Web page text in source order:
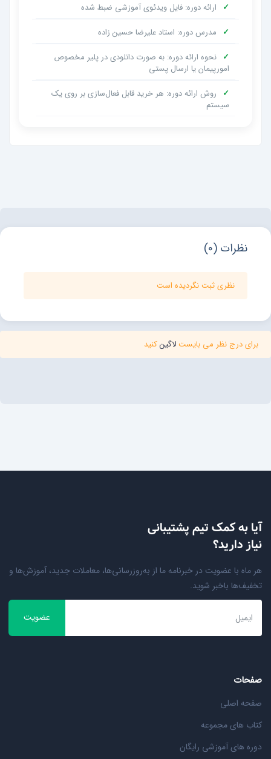
ارائه دوره: فایل ویدئوی آموزشی ضبط شده
مدرس دوره: استاد علیرضا حسین زاده
نحوه ارائه دوره: به صورت دانلودی در پلیر مخصوص
امورپیمان یا ارسال پستی
روش ارائه دوره: هر خرید قابل فعال‌سازی بر روی یک
سیستم
نظرات (0)
نظری ثبت نگردیده است
برای درج نظر می بایستلاگینکنید
آیا به کمک تیم پشتیبانی
نیاز دارید؟
هر ماه با عضویت در خبرنامه ما از به‌روزرسانی‌ها، معاملات جدید، آموزش‌ها و
تخفیف‌ها باخبر شوید.
عضویت
صفحات
صفحه اصلی
کتاب های مجموعه
دوره های آموزشی رایگان